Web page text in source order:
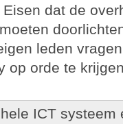
dat de
leden
op orde te
ICT